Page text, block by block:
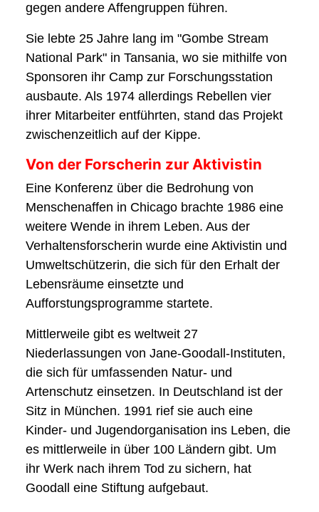
gegen andere Affengruppen führen.
Sie lebte 25 Jahre lang im "Gombe Stream
National Park" in Tansania, wo sie mithilfe von
Sponsoren ihr Camp zur Forschungsstation
ausbaute. Als 1974 allerdings Rebellen vier
ihrer Mitarbeiter entführten, stand das Projekt
zwischenzeitlich auf der Kippe.
Von der Forscherin zur Aktivistin
Eine Konferenz über die Bedrohung von
Menschenaffen in Chicago brachte 1986 eine
weitere Wende in ihrem Leben. Aus der
Verhaltensforscherin wurde eine Aktivistin und
Umweltschützerin, die sich für den Erhalt der
Lebensräume einsetzte und
Aufforstungsprogramme startete.
Mittlerweile gibt es weltweit 27
Niederlassungen von Jane-Goodall-Instituten,
die sich für umfassenden Natur- und
Artenschutz einsetzen. In Deutschland ist der
Sitz in München. 1991 rief sie auch eine
Kinder- und Jugendorganisation ins Leben, die
es mittlerweile in über 100 Ländern gibt. Um
ihr Werk nach ihrem Tod zu sichern, hat
Goodall eine Stiftung aufgebaut.